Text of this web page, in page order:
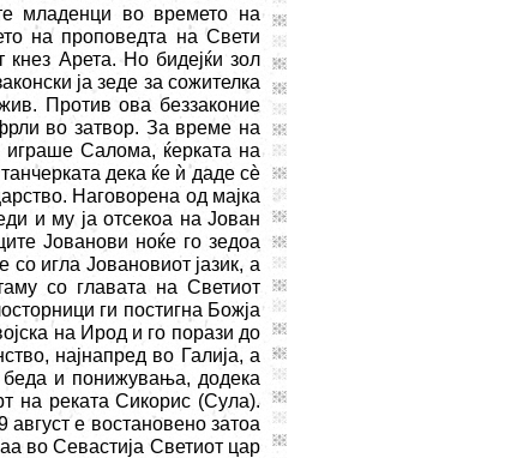
младенци во времето на
на проповедта на Свети
Арета. Но бидејќи зол
ја зеде за сожителка
Против ова беззаконие
во затвор. За време на
играше Салома, ќерката на
дека ќе ѝ даде сѐ
Наговорена од мајка
и му ја отсекоа на Јован
Јованови ноќе го зедоа
со игла Јовановиот јазик, а
со главата на Светиот
ги постигна Божја
на Ирод и го порази до
најнапред во Галија, а
и понижувања, додека
на реката Сикорис (Сула).
е востановено затоа
во Севастија Светиот цар